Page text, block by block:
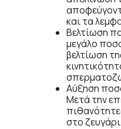
και τα
Βελτίωση
μεγάλο
βελτίωση
Αύξηση
Μετά την
στο